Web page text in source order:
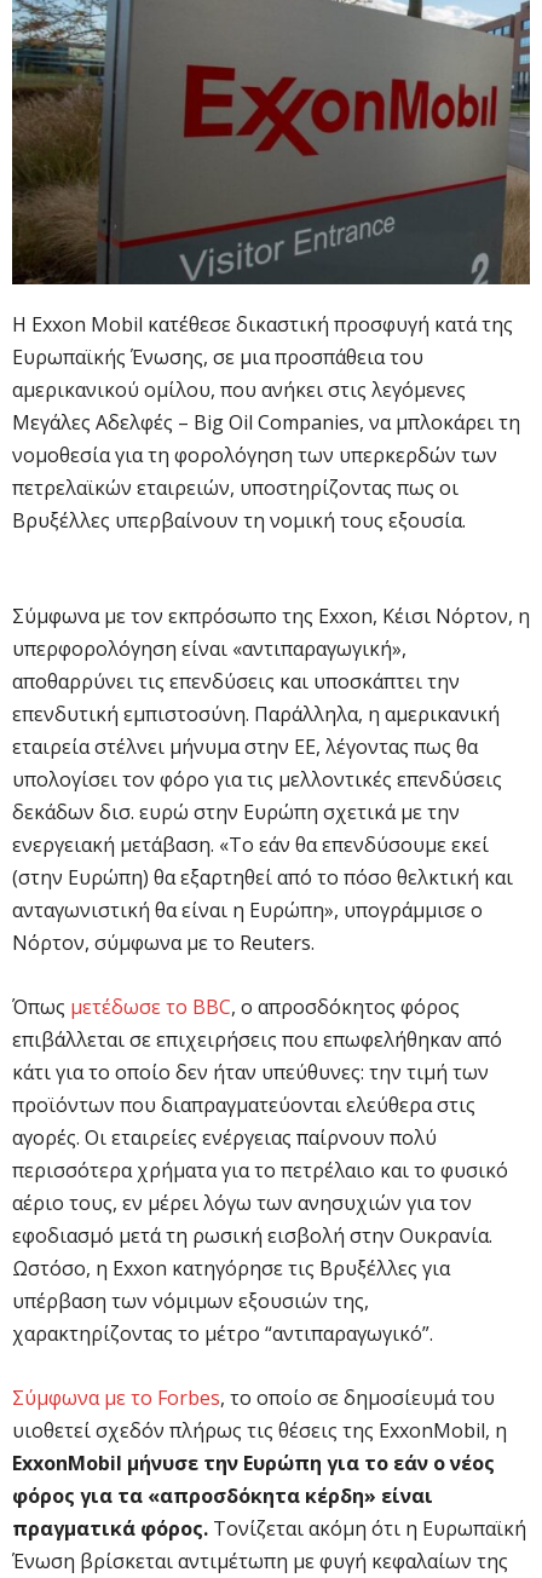
Η Exxon Mobil κατέθεσε δικαστική προσφυγή κατά της
Ευρωπαϊκής Ένωσης, σε μια προσπάθεια του
αμερικανικού ομίλου, που ανήκει στις λεγόμενες
Μεγάλες Αδελφές – Big Oil Companies, να μπλοκάρει τη
νομοθεσία για τη φορολόγηση των υπερκερδών των
πετρελαϊκών εταιρειών, υποστηρίζοντας πως οι
Βρυξέλλες υπερβαίνουν τη νομική τους εξουσία.
Σύμφωνα με τον εκπρόσωπο της Exxon, Κέισι Νόρτον, η
υπερφορολόγηση είναι «αντιπαραγωγική»,
αποθαρρύνει τις επενδύσεις και υποσκάπτει την
επενδυτική εμπιστοσύνη. Παράλληλα, η αμερικανική
εταιρεία στέλνει μήνυμα στην ΕΕ, λέγοντας πως θα
υπολογίσει τον φόρο για τις μελλοντικές επενδύσεις
δεκάδων δισ. ευρώ στην Ευρώπη σχετικά με την
ενεργειακή μετάβαση. «Το εάν θα επενδύσουμε εκεί
(στην Ευρώπη) θα εξαρτηθεί από το πόσο θελκτική και
ανταγωνιστική θα είναι η Ευρώπη», υπογράμμισε ο
Νόρτον, σύμφωνα με το Reuters.
Όπως μετέδωσε το BBC, ο απροσδόκητος φόρος
επιβάλλεται σε επιχειρήσεις που επωφελήθηκαν από
κάτι για το οποίο δεν ήταν υπεύθυνες: την τιμή των
προϊόντων που διαπραγματεύονται ελεύθερα στις
αγορές. Οι εταιρείες ενέργειας παίρνουν πολύ
περισσότερα χρήματα για το πετρέλαιο και το φυσικό
αέριο τους, εν μέρει λόγω των ανησυχιών για τον
εφοδιασμό μετά τη ρωσική εισβολή στην Ουκρανία.
Ωστόσο, η Exxon κατηγόρησε τις Βρυξέλλες για
υπέρβαση των νόμιμων εξουσιών της,
χαρακτηρίζοντας το μέτρο “αντιπαραγωγικό”.
Σύμφωνα με το Forbes, το οποίο σε δημοσίευμά του
υιοθετεί σχεδόν πλήρως τις θέσεις της ExxonMobil, η
ExxonMobil μήνυσε την Ευρώπη για το εάν ο νέος
φόρος για τα «απροσδόκητα κέρδη» είναι
πραγματικά φόρος. Τονίζεται ακόμη ότι η Ευρωπαϊκή
Ένωση βρίσκεται αντιμέτωπη με φυγή κεφαλαίων της